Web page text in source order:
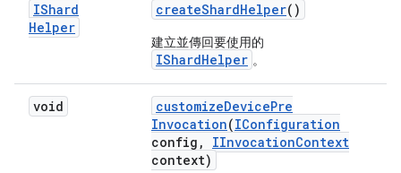
IShard
Helper
createShardHelper()
建立並傳回要使用的
IShardHelper 。
void customizeDevicePre
Invocation(IConfiguration
config , IInvocationContext
context)